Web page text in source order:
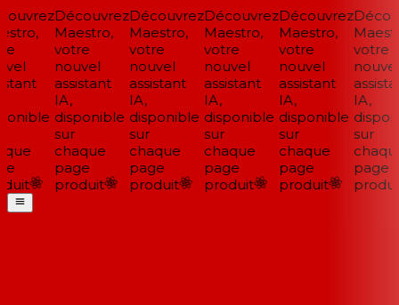
Découvrez
Maestro,
votre
nouvel
assistant
IA,
disponible
sur
chaque
page
produit
Découvrez
Maestro,
votre
nouvel
assistant
IA,
disponible
sur
chaque
page
produit
Découvrez
Maestro,
votre
nouvel
assistant
IA,
disponible
sur
chaque
page
produit
Découvrez
Maestro,
votre
nouvel
assistant
IA,
disponible
sur
chaque
page
produit
votre
nouvel
IA,
sur
chaque
page
produit